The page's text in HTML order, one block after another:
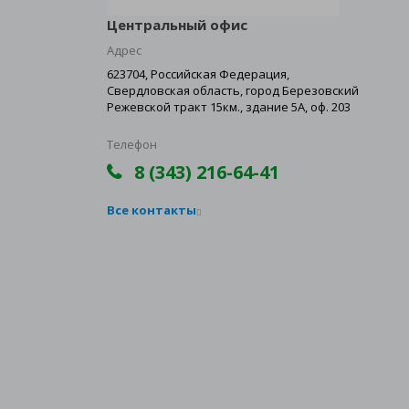
Центральный офис
Адрес
623704, Российская Федерация,
Свердловская область, город Березовский
Режевской тракт 15км., здание 5А, оф. 203
Телефон
8 (343) 216-64-41
Все контакты